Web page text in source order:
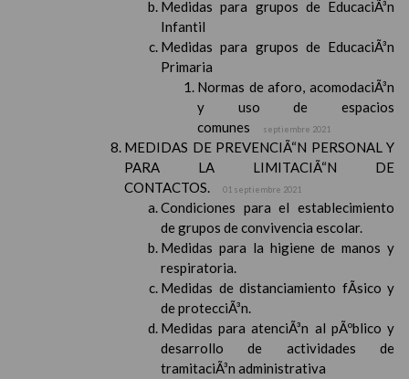
Medidas para grupos de EducaciÃ³n
Infantil
Medidas para grupos de EducaciÃ³n
Primaria
Normas de aforo, acomodaciÃ³n
y uso de espacios
comunes
septiembre 2021
MEDIDAS DE PREVENCIÃ“N PERSONAL Y
PARA LA LIMITACIÃ“N DE
CONTACTOS.
01 septiembre 2021
Condiciones para el establecimiento
de grupos de convivencia escolar.
Medidas para la higiene de manos y
respiratoria.
Medidas de distanciamiento fÃ­sico y
de protecciÃ³n.
Medidas para atenciÃ³n al pÃºblico y
desarrollo de actividades de
tramitaciÃ³n administrativa